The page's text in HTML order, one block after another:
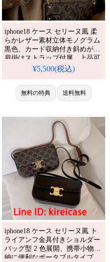
SONY Xperia ケース
iPhone12/12promax/12mini ケ
ース ブ
iphone18 ケース セリーヌ風 柔
らかレザー素材立体モノグラム
黒色、カード収納付き斜めがけ
肩掛けストラップ付属。上品可
愛い雰囲気で芸能人愛用、ショ
す。アイフォン18e/18pro/18pro
max 携帯ケース 全機種対応
¥5,500(税込)
無料の特典 送料無料
iphone18 ケース セリーヌ風 ト
ライアンフ金具付きショルダー
バッグ型 2 色展開、携帯小物収
納に便利なポータブルタイプ、